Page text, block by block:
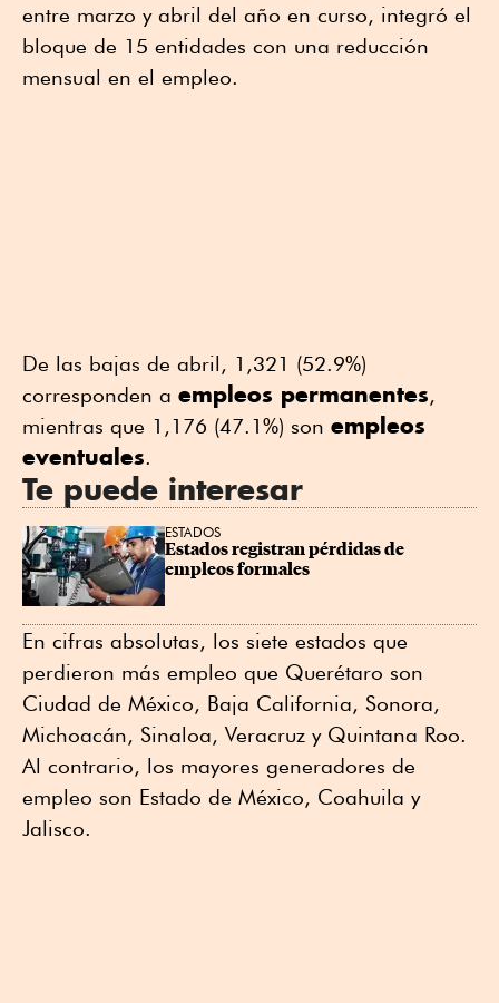
entre marzo y abril del año en curso, integró el
bloque de 15 entidades con una reducción
mensual en el empleo.
De las bajas de abril, 1,321 (52.9%)
corresponden a empleos permanentes,
mientras que 1,176 (47.1%) son empleos
eventuales.
Te puede interesar
ESTADOS
Estados registran pérdidas de
empleos formales
En cifras absolutas, los siete estados que
perdieron más empleo que Querétaro son
Ciudad de México, Baja California, Sonora,
Michoacán, Sinaloa, Veracruz y Quintana Roo.
Al contrario, los mayores generadores de
empleo son Estado de México, Coahuila y
Jalisco.